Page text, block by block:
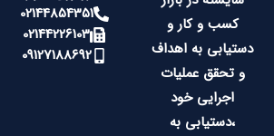
کسب و کار و
دستیابی به اهداف
و تحقق عملیات
اجرایی خود
،دستیابی به
02144854351
02144226103
09127188692